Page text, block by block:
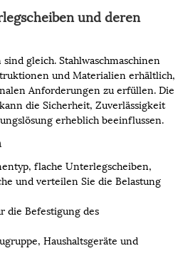
und deren
gleich. Stahlwaschmaschinen
und Materialien erhältlich,
Anforderungen zu erfüllen. Die
die Sicherheit, Zuverlässigkeit
erheblich beeinflussen.
flache Unterlegscheiben,
und verteilen Sie die Belastung
die Befestigung des
Haushaltsgeräte und